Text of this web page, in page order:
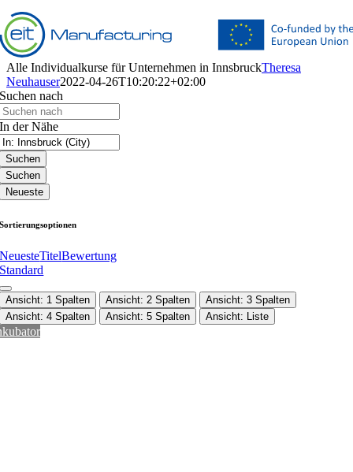
Alle Individualkurse für Unternehmen in InnsbruckTheresa
Neuhauser2022-04-26T10:20:22+02:00
Suchen nach
In der Nähe
Suchen
Suchen
Neueste
Sortierungsoptionen
NeuesteTitelBewertung
Standard
Ansicht: 1 Spalten Ansicht: 2 Spalten
Ansicht: 3 Spalten
Ansicht: 4 Spalten
Ansicht: 5 Spalten Ansicht: Liste